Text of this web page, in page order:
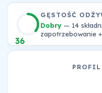
36
GĘSTOŚĆ
Dobry— 14
zapotrzebowanie